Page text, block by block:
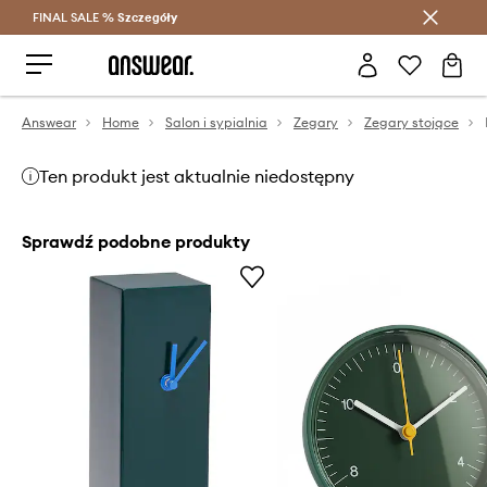
Oszczędzaj z Answear Club >
FINAL SALE % Szczegóły
Answear Home Salon i sypialnia Zegary Zegary stojące
Ten produkt jest aktualnie niedostępny
Sprawdź podobne produkty